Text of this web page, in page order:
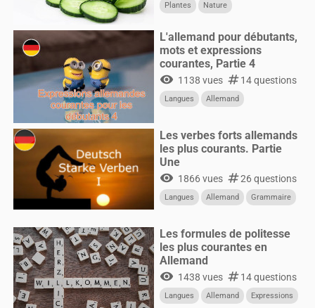
Plantes
Nature
L'allemand pour débutants,
mots et expressions
courantes, Partie 4
visibility 1138 vues numbers14 questions
Langues Allemand
Les verbes forts allemands
les plus courants. Partie
Une
visibility 1866 vues numbers26 questions
Langues Allemand Grammaire
Les formules de politesse
les plus courantes en
Allemand
visibility 1438 vues numbers14 questions
Langues Allemand Expressions